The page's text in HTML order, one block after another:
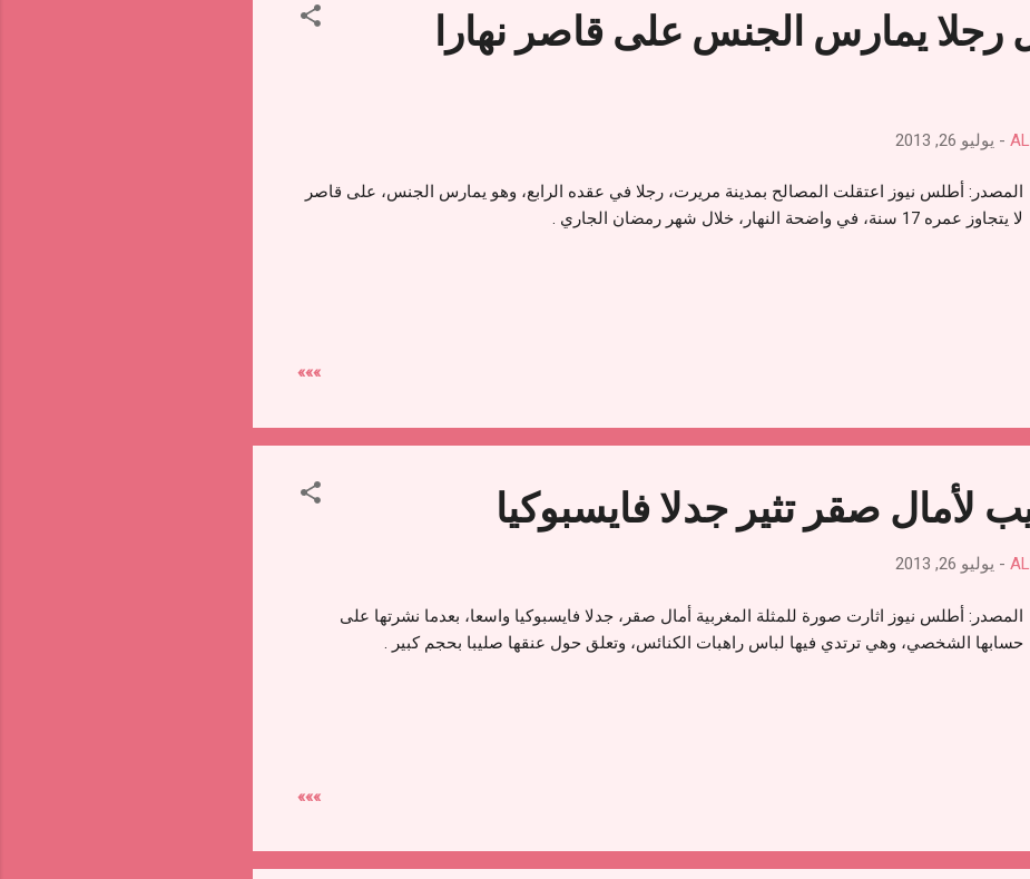
رجلا يمارس الجنس على قاصر نهارا
- يوليو 26, 2013
المصدر: أطلس نيوز اعتقلت المصالح بمدينة مريرت، رجلا في عقده الرابع، وهو يمارس الجنس، على قاصر
لا يتجاوز عمره 17 سنة، في واضحة النهار، خلال شهر رمضان الجاري .
»»»
لأمال صقر تثير جدلا فايسبوكيا
- يوليو 26, 2013
المصدر: أطلس نيوز اثارت صورة للمثلة المغربية أمال صقر، جدلا فايسبوكيا واسعا، بعدما نشرتها على
حسابها الشخصي، وهي ترتدي فيها لباس راهبات الكنائس، وتعلق حول عنقها صليبا بحجم كبير .
»»»